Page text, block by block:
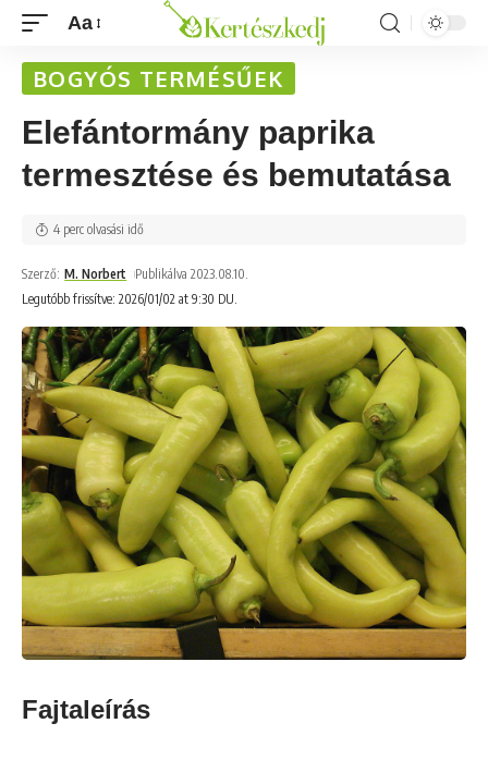
Aa
BOGYÓS TERMÉSŰEK
Elefántormány paprika
termesztése és bemutatása
Legutóbb frissítve: 2026/01/02 at 9:30 DU.
Szerző: M. Norbert Publikálva 2023.08.10.
4 perc olvasási idő
Fajtaleírás